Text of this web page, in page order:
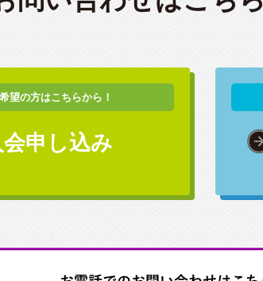
望の方はこちらから！
会申し込み